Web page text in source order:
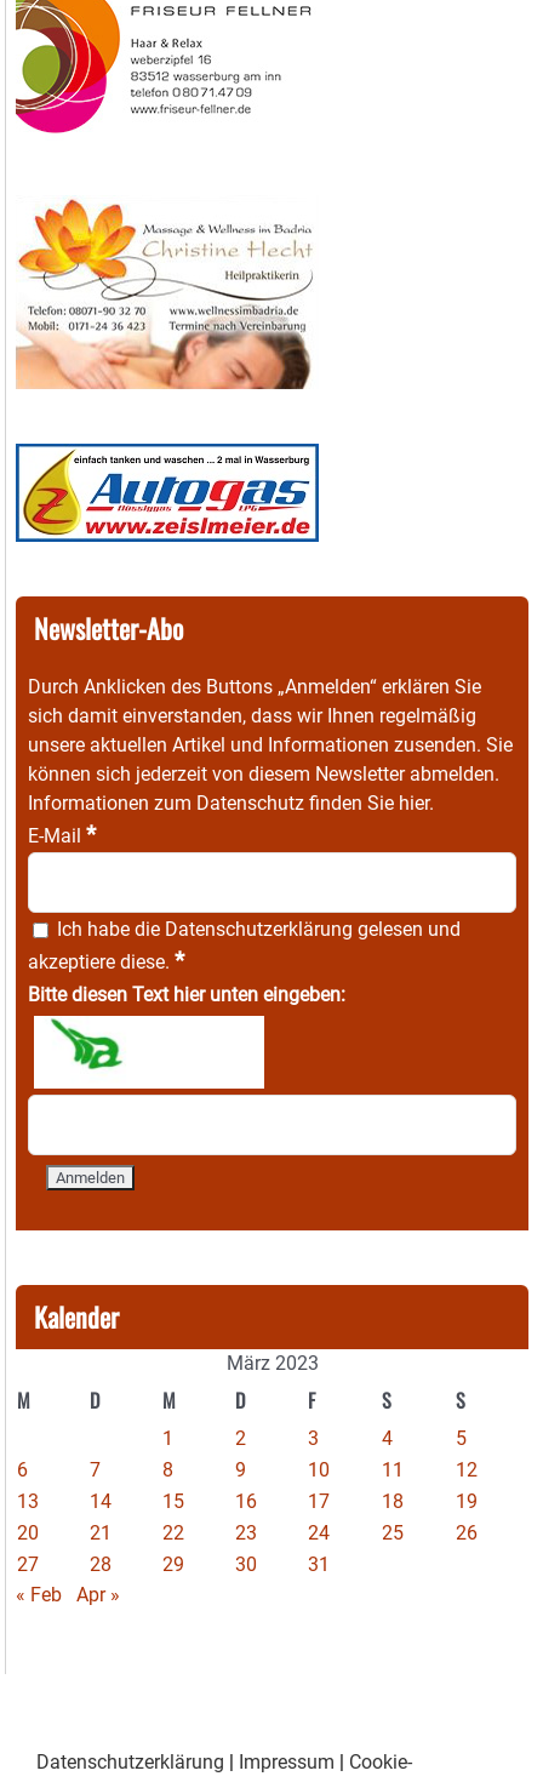
Newsletter-Abo
Durch Anklicken des Buttons „Anmelden“ erklären Sie
sich damit einverstanden, dass wir Ihnen regelmäßig
unsere aktuellen Artikel und Informationen zusenden. Sie
können sich jederzeit von diesem Newsletter abmelden.
Informationen zum Datenschutz finden Sie hier.
E-Mail *
Ich habe die Datenschutzerklärung gelesen und
akzeptiere diese. *
Bitte diesen Text hier unten eingeben:
Kalender
März 2023
M D M D F S S
1 2 3 4
5
6
7 8 9 10 11
12
13
14 15 16 17 18
19
20
21 22 23 24 25
26
27
28 29 30
31
« Feb
Apr »
Datenschutzerklärung | Impressum | Cookie-